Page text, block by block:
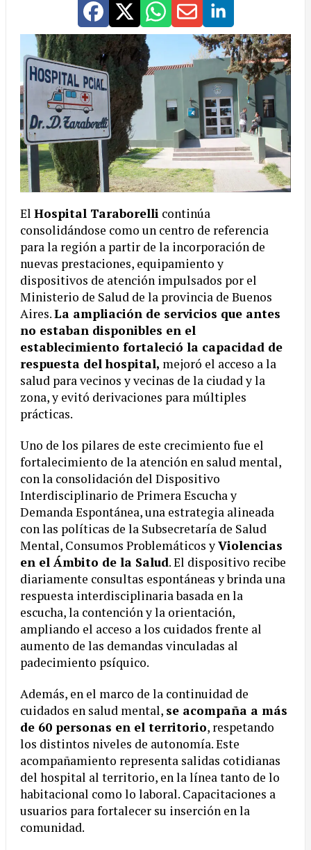
El Hospital Taraborelli continúa
consolidándose como un centro de referencia
para la región a partir de la incorporación de
nuevas prestaciones, equipamiento y
dispositivos de atención impulsados por el
Ministerio de Salud de la provincia de Buenos
Aires.La ampliación de servicios que antes
no estaban disponibles en el
establecimiento fortaleció la capacidad de
respuesta del hospital, mejoró el acceso a la
salud para vecinos y vecinas de la ciudad y la
zona, y evitó derivaciones para múltiples
prácticas.
Uno de los pilares de este crecimiento fue el
fortalecimiento de la atención en salud mental,
con la consolidación del Dispositivo
Interdisciplinario de Primera Escucha y
Demanda Espontánea, una estrategia alineada
con las políticas de la Subsecretaría de Salud
Mental, Consumos Problemáticos yViolencias
en el Ámbito de la Salud. El dispositivo recibe
diariamente consultas espontáneas y brinda una
respuesta interdisciplinaria basada en la
escucha, la contención y la orientación,
ampliando el acceso a los cuidados frente al
aumento de las demandas vinculadas al
padecimiento psíquico.
Además, en el marco de la continuidad de
cuidados en salud mental, se acompaña a más
de 60 personas en el territorio, respetando
los distintos niveles de autonomía. Este
acompañamiento representa salidas cotidianas
del hospital al territorio, en la línea tanto de lo
habitacional como lo laboral. Capacitaciones a
usuarios para fortalecer su inserción en la
comunidad.